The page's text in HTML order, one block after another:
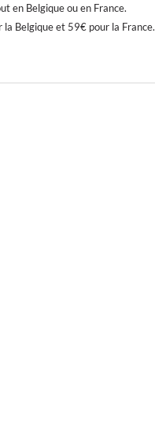
en Belgique ou en France.
Belgique et 59€ pour la France.